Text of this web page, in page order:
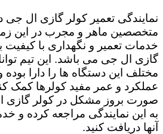
نمایندگی تعمیر کولر گازی ال جی
متخصصین ماهر و مجرب در این
خدمات تعمیر و نگهداری با کیفیت
گازی ال جی می باشد. این تیم
مختلف این دستگاه ها را دارا بوده
عملکرد و عمر مفید کولرها کمک
صورت بروز مشکل در کولر گازی
به این نمایندگی مراجعه کرده و
آنها دریافت کنید.